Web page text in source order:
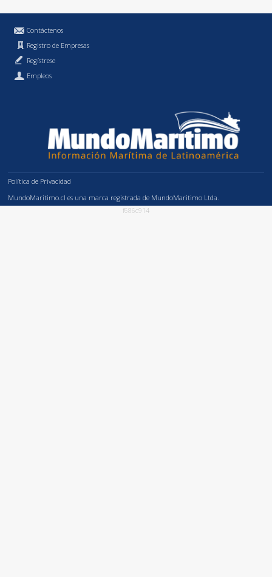
Contáctenos
Registro de Empresas
Regístrese
Empleos
Política de Privacidad
MundoMaritimo.cl es una marca registrada de MundoMaritimo Ltda.
f686c914